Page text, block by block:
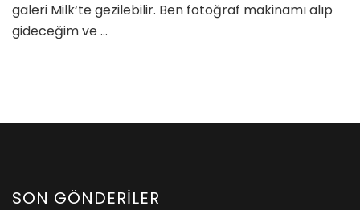
galeri Milk‘te gezilebilir. Ben fotoğraf makinamı alıp
gideceğim ve …
SON GÖNDERILER